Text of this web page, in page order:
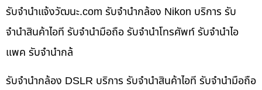
รับจํานําแจ้งวัฒนะ.com รับจำนำกล้อง Nikon บริการ รับ
จำนำสินค้าไอที รับจำนำมือถือ รับจำนำโทรศัพท์ รับจำนำไอ
แพค รับจำนำกล้
รับจำนำกล้อง DSLR บริการ รับจำนำสินค้าไอที รับจำนำมือถือ